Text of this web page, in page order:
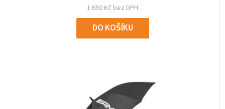
1 650 Kč bez DPH
DO KOŠÍKU